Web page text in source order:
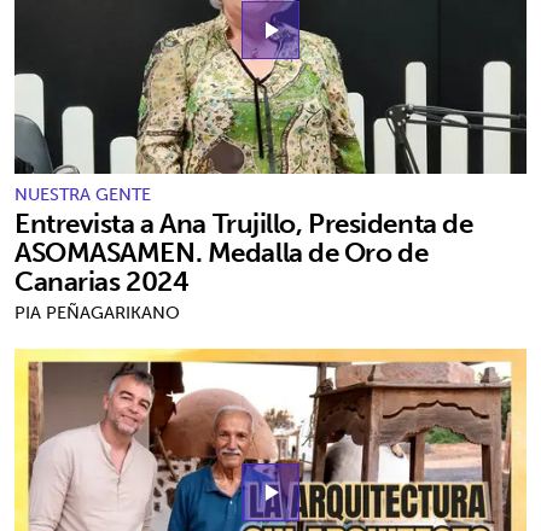
play_arrow
NUESTRA GENTE
Entrevista a Ana Trujillo, Presidenta de
ASOMASAMEN. Medalla de Oro de
Canarias 2024
PIA PEÑAGARIKANO
play_arrow